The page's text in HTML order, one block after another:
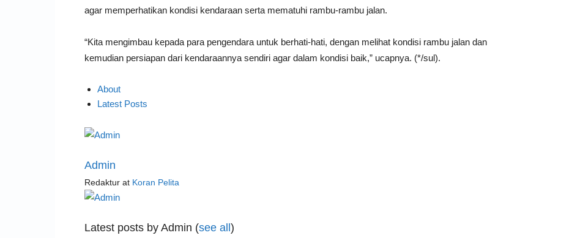
agar memperhatikan kondisi kendaraan serta mematuhi rambu-rambu jalan.
“Kita mengimbau kepada para pengendara untuk berhati-hati, dengan melihat kondisi rambu jalan dan
kemudian persiapan dari kendaraannya sendiri agar dalam kondisi baik,” ucapnya. (*/sul).
About
Latest Posts
Admin
Redaktur at Koran Pelita
Latest posts by Admin (see all)